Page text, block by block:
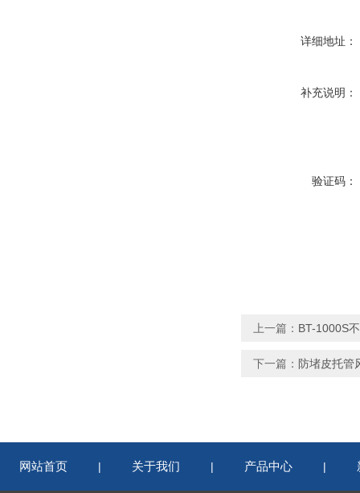
详细地址：
补充说明：
验证码：
上一篇： BT-1000S
下一篇： 防堵皮托管
网站首页 | 关于我们 | 产品中心 |